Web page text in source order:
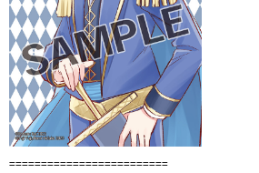
=========================